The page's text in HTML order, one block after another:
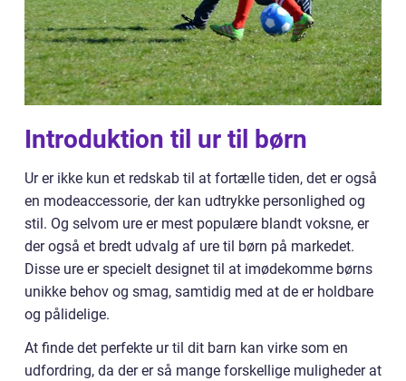
Introduktion til ur til børn
Ur er ikke kun et redskab til at fortælle tiden, det er også
en modeaccessorie, der kan udtrykke personlighed og
stil. Og selvom ure er mest populære blandt voksne, er
der også et bredt udvalg af ure til børn på markedet.
Disse ure er specielt designet til at imødekomme børns
unikke behov og smag, samtidig med at de er holdbare
og pålidelige.
At finde det perfekte ur til dit barn kan virke som en
udfordring, da der er så mange forskellige muligheder at